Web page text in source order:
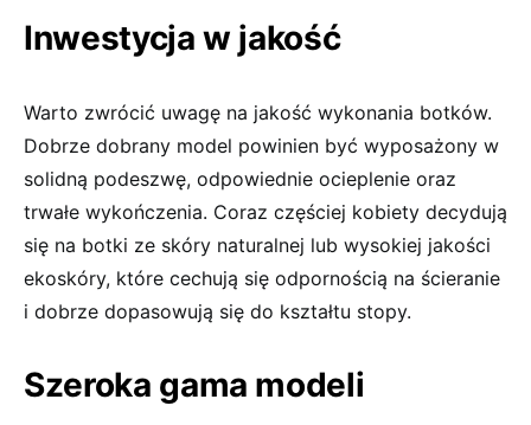
Inwestycja w jakość
Warto zwrócić uwagę na jakość wykonania botków.
Dobrze dobrany model powinien być wyposażony w
solidną podeszwę, odpowiednie ocieplenie oraz
trwałe wykończenia. Coraz częściej kobiety decydują
się na botki ze skóry naturalnej lub wysokiej jakości
ekoskóry, które cechują się odpornością na ścieranie
i dobrze dopasowują się do kształtu stopy.
Szeroka gama modeli